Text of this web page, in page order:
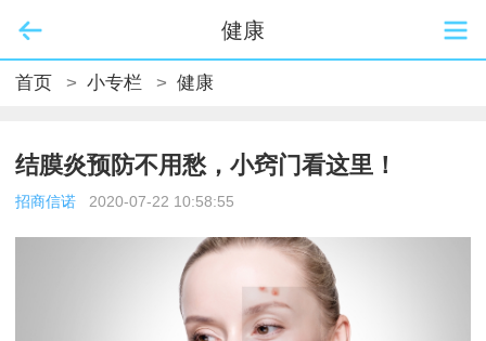
健康
首页 > 小专栏 > 健康
结膜炎预防不用愁，小窍门看这里！
招商信诺 2020-07-22 10:58:55